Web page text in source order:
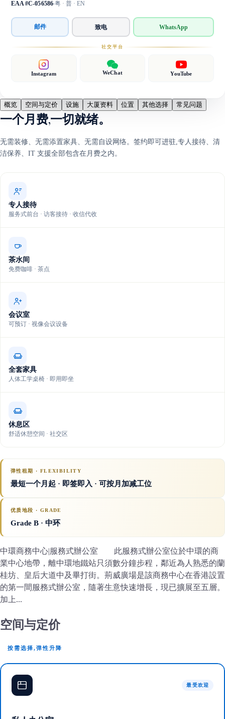
EAA #C-056586 粤 · 普 · EN
邮件 致电 WhatsApp
社交平台
Instagram WeChat YouTube
概览 空间与定价 设施 大厦资料 位置 其他选择 常见问题
一个月费,一切就绪。
无需装修、无需添置家具、无需自设网络。签约即可进驻,专人接待、清
洁保养、IT 支援全部包含在月费之内。
专人接待
服务式前台 · 访客接待 · 收信代收
茶水间
免费咖啡 · 茶点
会议室
可预订 · 视像会议设备
全套家具
人体工学桌椅 · 即用即坐
休息区
舒适休憩空间 · 社交区
弹性租期 · FLEXIBILITY
最短一个月起 · 即签即入 · 可按月加减工位
优质地段 · GRADE
Grade B · 中环
中環商務中心|服務式辦公室 此服務式辦公室位於中環的商
業中心地帶，離中環地鐵站只須數分鐘步程，鄰近為人熟悉的蘭
桂坊、皇后大道中及畢打街。荊威廣場是該商務中心在香港設置
的第一間服務式辦公室，隨著生意快速增長，現已擴展至五層。
加上...
空间与定价
按需选择,弹性升降
最受欢迎